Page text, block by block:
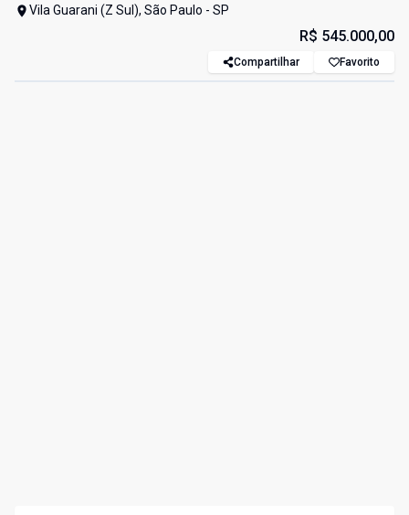
Vila Guarani (Z Sul), São Paulo - SP
R$ 545.000,00
Compartilhar Favorito